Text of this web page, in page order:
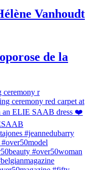
Vanhoudt
de la
ceremony r